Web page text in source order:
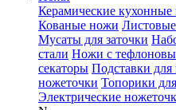
Керамические
Кованые ножи
Мусаты для заточки
стали Ножи с
секаторы Подставки
ножеточки Топорики
Электрические